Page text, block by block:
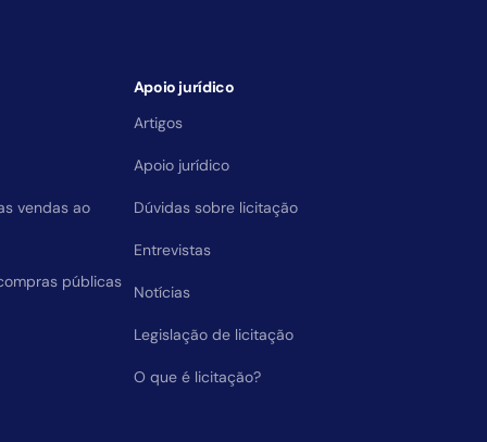
vendas ao
públicas
Apoio jurídico
Artigos
Apoio jurídico
Dúvidas sobre licitação
Entrevistas
Notícias
Legislação de licitação
O que é licitação?